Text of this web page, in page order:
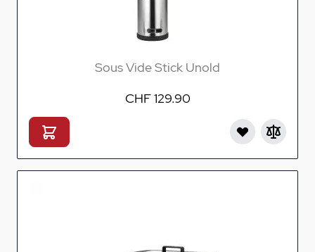
Sous Vide Stick Unold
CHF 129.90